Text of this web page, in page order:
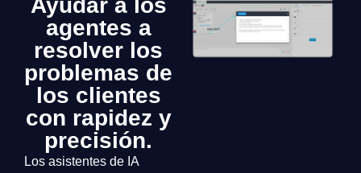
Ayudar a los
agentes a
resolver los
problemas de
los clientes
con rapidez y
precisión.
Los asistentes de IA